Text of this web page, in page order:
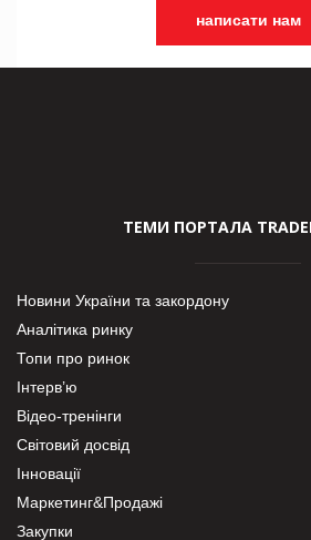
написати нам
ТЕМИ ПОРТАЛА
Новини України та закордону
Аналітика ринку
Топи про ринок
Інтерв’ю
Відео-тренінги
Світовий досвід
Інновації
Маркетинг&Продажі
Закупки